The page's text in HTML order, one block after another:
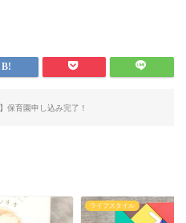
保育園申し込み完了！
ライフスタイル